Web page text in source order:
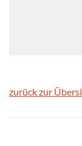
zurück zur